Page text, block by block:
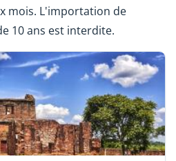
mois. L'importation de
10 ans est interdite.